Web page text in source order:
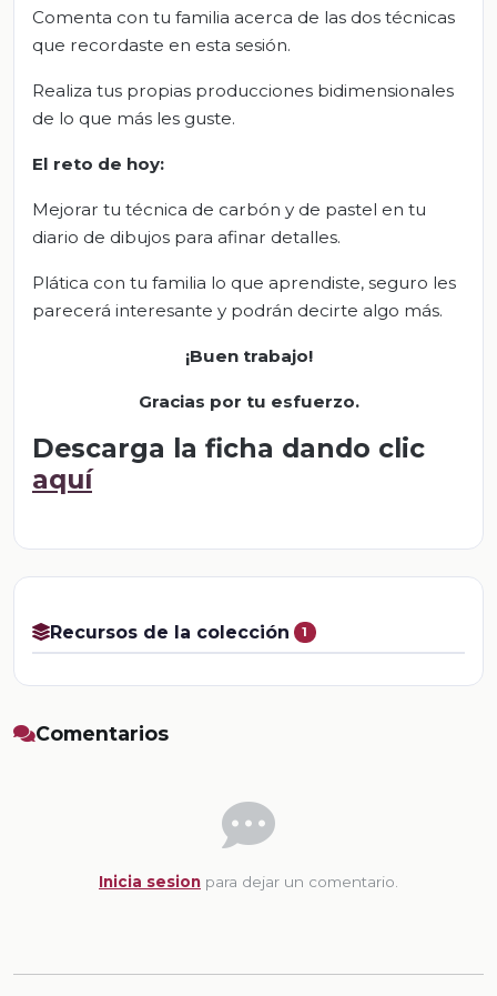
Comenta con tu familia acerca de las dos técnicas
que recordaste en esta sesión.
Realiza tus propias producciones bidimensionales
de lo que más les guste.
El reto de hoy:
Mejorar tu técnica de carbón y de pastel en tu
diario de dibujos para afinar detalles.
Plática con tu familia lo que aprendiste, seguro les
parecerá interesante y podrán decirte algo más.
¡Buen trabajo!
Gracias por tu esfuerzo.
Descarga la ficha dando clic
aquí
Recursos de la colección 1
Comentarios
Inicia sesion para dejar un comentario.